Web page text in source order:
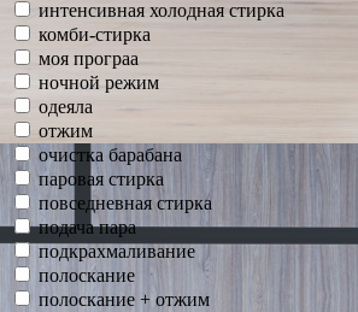
интенсивная холодная стирка
комби-стирка
моя програа
ночной режим
одеяла
отжим
очистка барабана
паровая стирка
повседневная стирка
подача пара
подкрахмаливание
полоскание
полоскание + отжим